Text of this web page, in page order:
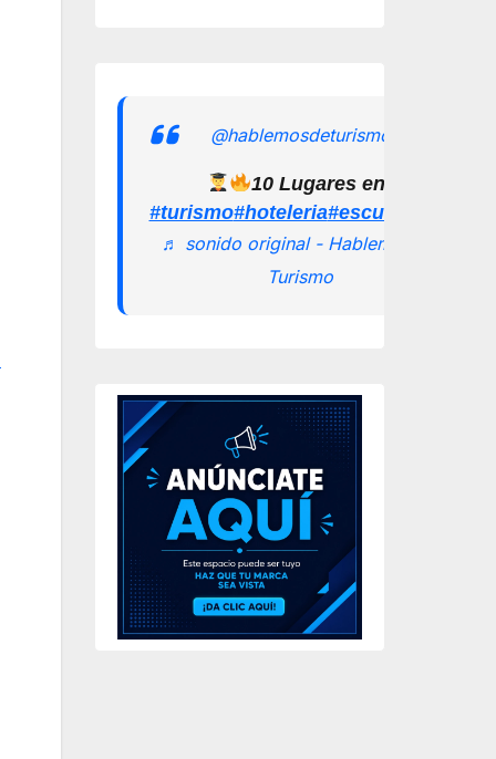
@hablemosdeturismomx
10 Lugares en los que
#turismo#hoteleria
♬ sonido original - Hablemos de
Turismo